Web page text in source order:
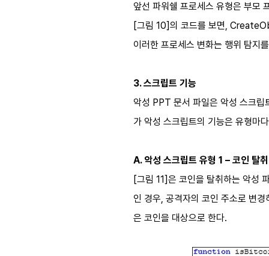
앞선 파워쉘 프로세스 유형은 부모
[그림 10]의 코드를 보면,
이러한 프로세스 변화는 행위 탐지
3. 스크립트 기능
악성 PPT 문서 파일은 악성 스크립
가 악성 스크립트의 기능은 유형마
A. 악성 스크립트 유형 1 – 코인 탈취
[그림 11]은 코인을 탈취하는 악성
인 경우, 공격자의 코인 주소로 변
은 코인을 대상으로 한다.